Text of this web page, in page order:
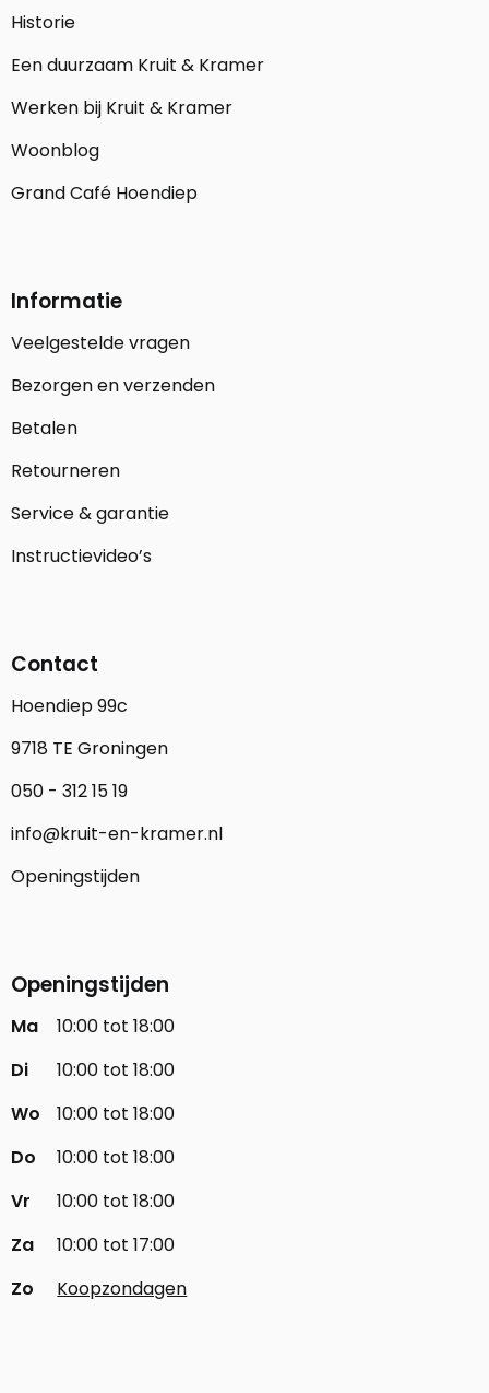
Historie
Een duurzaam Kruit & Kramer
Werken bij Kruit & Kramer
Woonblog
Grand Café Hoendiep
Informatie
Veelgestelde vragen
Bezorgen en verzenden
Betalen
Retourneren
Service & garantie
Instructievideo’s
Contact
Hoendiep 99c
9718 TE Groningen
050 - 312 15 19
info@kruit-en-kramer.nl
Openingstijden
Openingstijden
Ma
10:00 tot 18:00
Di
10:00 tot 18:00
Wo
10:00 tot 18:00
Do
10:00 tot 18:00
Vr
10:00 tot 18:00
Za
10:00 tot 17:00
Zo
Koopzondagen